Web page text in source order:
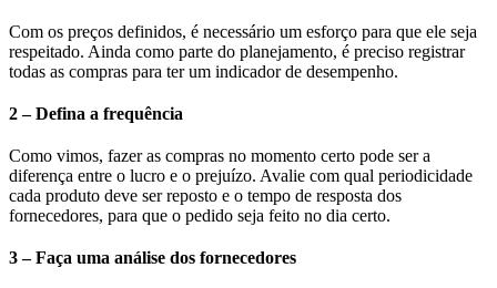
Com os preços definidos, é necessário um esforço para que ele seja
respeitado. Ainda como parte do planejamento, é preciso registrar
todas as compras para ter um indicador de desempenho.
2 – Defina a frequência
Como vimos, fazer as compras no momento certo pode ser a
diferença entre o lucro e o prejuízo. Avalie com qual periodicidade
cada produto deve ser reposto e o tempo de resposta dos
fornecedores, para que o pedido seja feito no dia certo.
3 – Faça uma análise dos fornecedores